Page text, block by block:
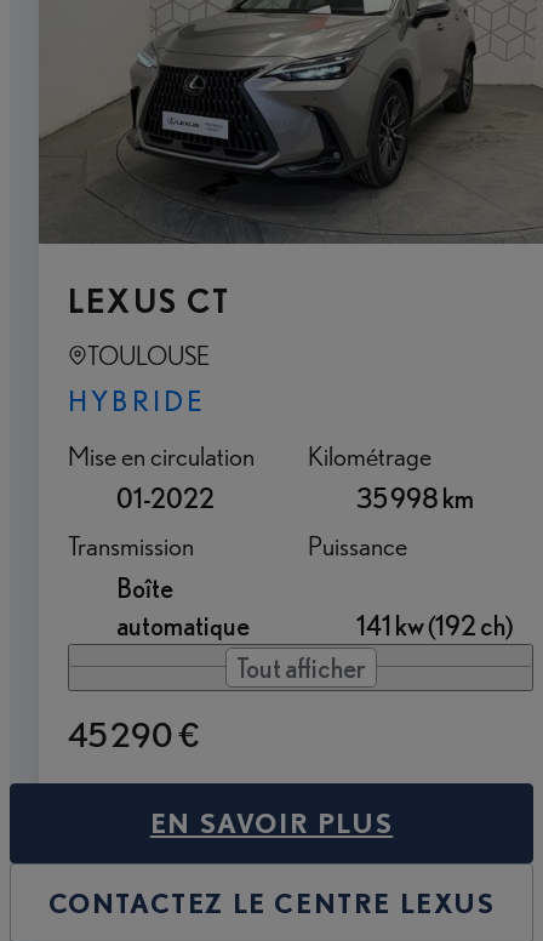
LEXUS CT
TOULOUSE
HYBRIDE
Mise en circulation
01-2022
Kilométrage
35 998 km
Transmission
Boîte
automatique
Puissance
141 kw (192 ch)
Tout afficher
45 290 €
EN SAVOIR PLUS
CONTACTEZ LE CENTRE LEXUS